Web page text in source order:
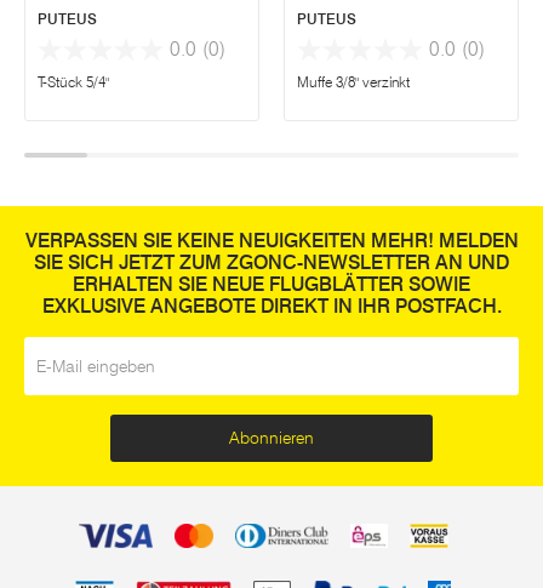
PUTEUS
0.0 (0)
T-Stück 5/4"
PUTEUS
0.0 (0)
Muffe 3/8" verzinkt
VERPASSEN SIE KEINE NEUIGKEITEN MEHR! MELDEN
SIE SICH JETZT ZUM ZGONC-NEWSLETTER AN UND
ERHALTEN SIE NEUE FLUGBLÄTTER SOWIE
EXKLUSIVE ANGEBOTE DIREKT IN IHR POSTFACH.
Abonnieren